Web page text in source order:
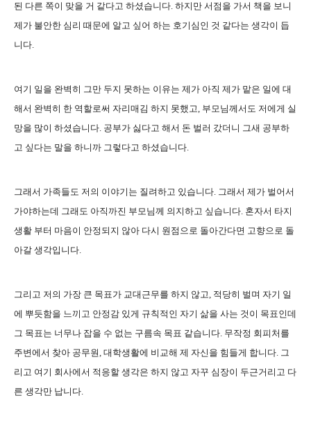
된 다른 쪽이 맞을 거 같다고 하셨습니다. 하지만 서점을 가서 책을 보니
제가 불안한 심리 때문에 알고 싶어 하는 호기심인 것 같다는 생각이 듭
니다.
여기 일을 완벽히 그만 두지 못하는 이유는 제가 아직 제가 맡은 일에 대
해서 완벽히 한 역할로써 자리매김 하지 못했고, 부모님께서도 저에게 실
망을 많이 하셨습니다. 공부가 싫다고 해서 돈 벌러 갔더니 그새 공부하
고 싶다는 말을 하니까 그렇다고 하셨습니다.
그래서 가족들도 저의 이야기는 질려하고 있습니다. 그래서 제가 벌어서
가야하는데 그래도 아직까진 부모님께 의지하고 싶습니다. 혼자서 타지
생활 부터 마음이 안정되지 않아 다시 원점으로 돌아간다면 고향으로 돌
아갈 생각입니다.
그리고 저의 가장 큰 목표가 교대근무를 하지 않고, 적당히 벌며 자기 일
에 뿌듯함을 느끼고 안정감 있게 규칙적인 자기 삶을 사는 것이 목표인데
그 목표는 너무나 잡을 수 없는 구름속 목표 같습니다. 무작정 회피처를
주변에서 찾아 공무원, 대학생활에 비교해 제 자신을 힘들게 합니다. 그
리고 여기 회사에서 적응할 생각은 하지 않고 자꾸 심장이 두근거리고 다
른 생각만 납니다.